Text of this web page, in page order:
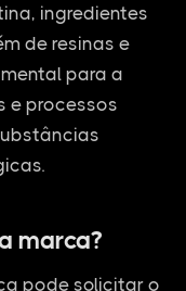
ingredientes
de resinas e
para a
e processos
marca?
pode solicitar o